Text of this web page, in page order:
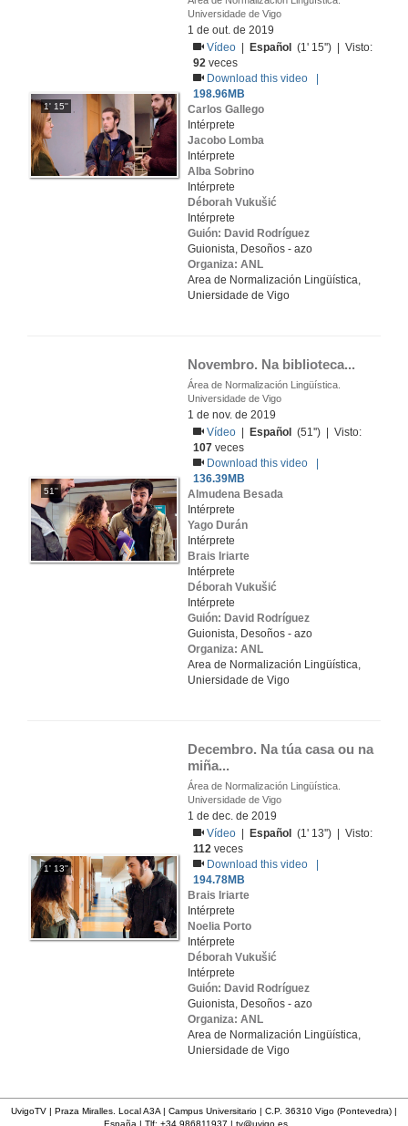
1' 15''
Universidade de Vigo
1 de out. de 2019
Vídeo
Español
(1' 15'') | Visto:
92 veces
Download this video |
198.96MB
Carlos Gallego
Intérprete
Jacobo Lomba
Intérprete
Alba Sobrino
Intérprete
Déborah Vukušić
Intérprete
Guión: David Rodríguez
Guionista, Desoños - azo
Organiza: ANL
Area de Normalización Lingüística,
Uniersidade de Vigo
51''
Novembro. Na biblioteca...
Área de Normalización Lingüística.
Universidade de Vigo
1 de nov. de 2019
Vídeo
Español
(51'') | Visto:
107 veces
Download this video |
136.39MB
Almudena Besada
Intérprete
Yago Durán
Intérprete
Brais Iriarte
Intérprete
Déborah Vukušić
Intérprete
Guión: David Rodríguez
Guionista, Desoños - azo
Organiza: ANL
Area de Normalización Lingüística,
Uniersidade de Vigo
1' 13''
Decembro. Na túa casa ou na
miña...
Área de Normalización Lingüística.
Universidade de Vigo
1 de dec. de 2019
Vídeo
Español
(1' 13'') | Visto:
112 veces
Download this video |
194.78MB
Brais Iriarte
Intérprete
Noelia Porto
Intérprete
Déborah Vukušić
Intérprete
Guión: David Rodríguez
Guionista, Desoños - azo
Organiza: ANL
Area de Normalización Lingüística,
Uniersidade de Vigo
UvigoTV | Praza Miralles. Local A3A | Campus Universitario | C.P. 36310 Vigo (Pontevedra) |
España | Tlf: +34 986811937 | tv@uvigo.es